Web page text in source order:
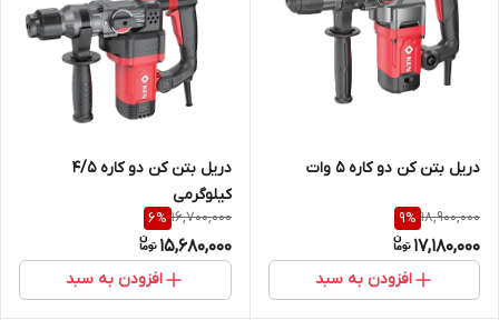
دریل بتن کن دو کاره 5 وات
18,900,000
9%
17,180,000
افزودن به سبد
دریل بتن کن دو کاره 4/5
کیلوگرمی
16,700,000
6%
15,680,000
افزودن به سبد